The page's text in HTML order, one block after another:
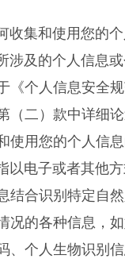
集和使用您的个
及的个人信息或
《个人信息安全
（二）款中详细
使用您的个人信息
电子或者其他方
结合识别特定自
况的各种信息，
、个人生物识别